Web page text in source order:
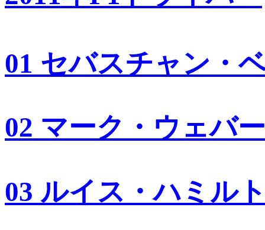
01 セバスチャン・
02 マーク・ウェバー
03 ルイス・ハミル